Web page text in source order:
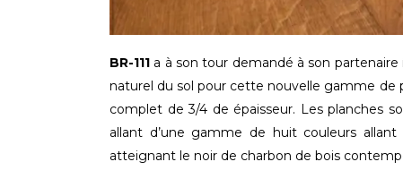
BR-111 a à son tour demandé à son
naturel du sol pour cette nouvelle gamme de
complet de 3/4 de épaisseur. Les planches
allant d’une gamme de huit couleurs
atteignant le noir de charbon de bois